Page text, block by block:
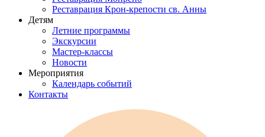
Реставрация Крон-крепости св. Анны
Детям
Летние программы
Экскурсии
Мастер-классы
Новости
Мероприятия
Календарь событий
Контакты